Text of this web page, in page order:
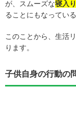
が、スムーズな寝入
ることにもなってい
このことから、生活
ります。
子供自身の行動の